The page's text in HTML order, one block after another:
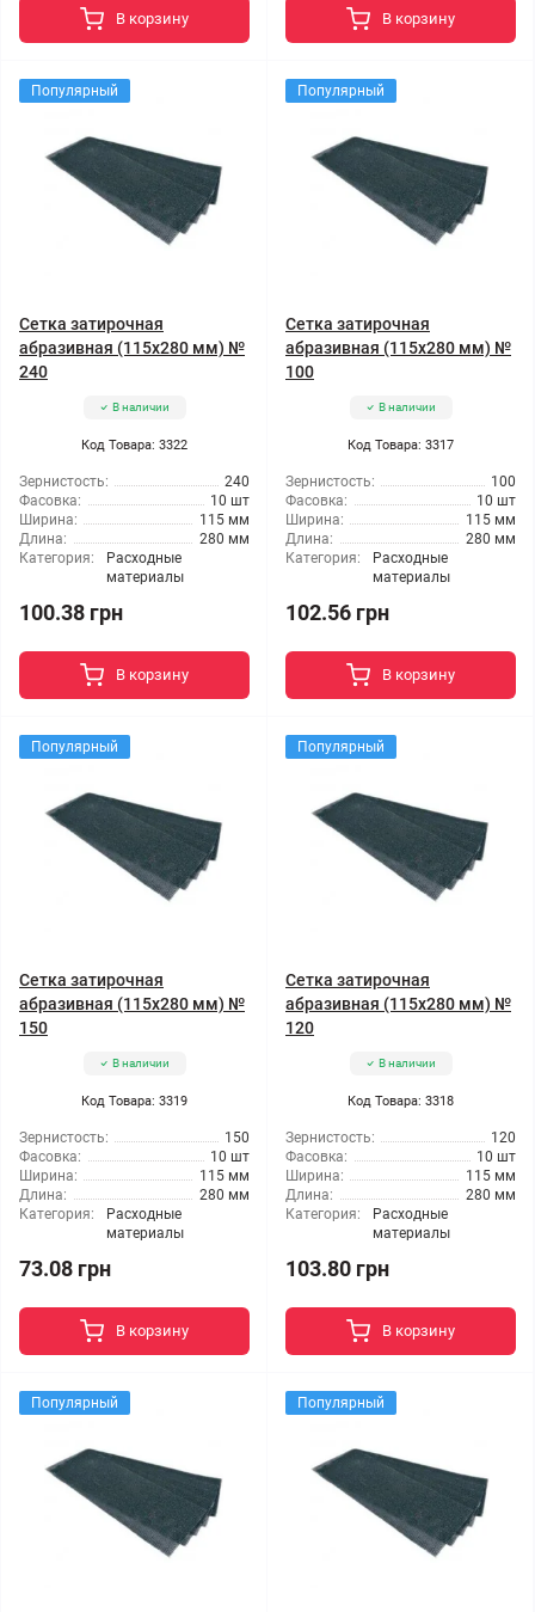
В корзину В корзину
Популярный
Сетка затирочная
абразивная (115x280 мм) №
240
В наличии
Код Товара: 3322
Зернистость:
240
Фасовка:
10 шт
Ширина:
115 мм
Длина:
280 мм
Категория:
Расходные
материалы
100.38 грн
В корзину
Популярный
Сетка затирочная
абразивная (115x280 мм) №
100
В наличии
Код Товара: 3317
Зернистость:
100
Фасовка:
10 шт
Ширина:
115 мм
Длина:
280 мм
Категория:
Расходные
материалы
102.56 грн
В корзину
Популярный
Сетка затирочная
абразивная (115x280 мм) №
150
В наличии
Код Товара: 3319
Зернистость:
150
Фасовка:
10 шт
Ширина:
115 мм
Длина:
280 мм
Категория:
Расходные
материалы
73.08 грн
В корзину
Популярный
Сетка затирочная
абразивная (115x280 мм) №
120
В наличии
Код Товара: 3318
Зернистость:
120
Фасовка:
10 шт
Ширина:
115 мм
Длина:
280 мм
Категория:
Расходные
материалы
103.80 грн
В корзину
Популярный Популярный